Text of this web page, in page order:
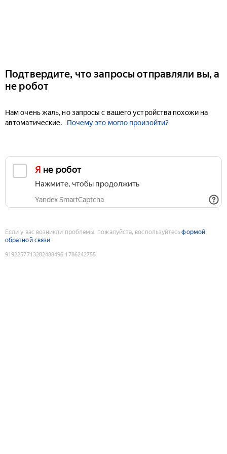
Подтвердите, что запросы отправляли вы, а
не робот
Нам очень жаль, но запросы с вашего устройства похожи на
автоматические.
Почему это могло произойти?
Я не робот
Нажмите, чтобы продолжить
Yandex SmartCaptcha
Если у вас возникли проблемы, пожалуйста, воспользуйтесьформой
обратной связи
9192257713282488496:1786242755